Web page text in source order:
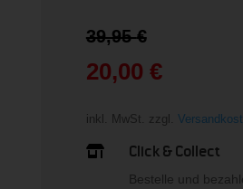
39,95€Preis
war:
39,95 €
20,00 €
Aktueller
Preis
20,00 €.
inkl. MwSt. zzgl.
 Click & Collect
Bestelle und